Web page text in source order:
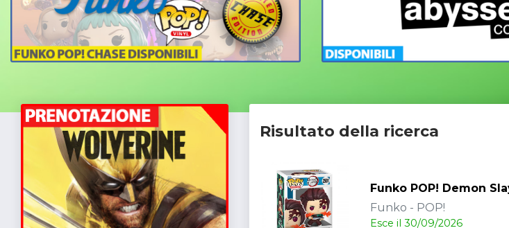
Risultato della ricerca
Funko POP! Demon
Funko - POP!
Esce il 30/09/2026